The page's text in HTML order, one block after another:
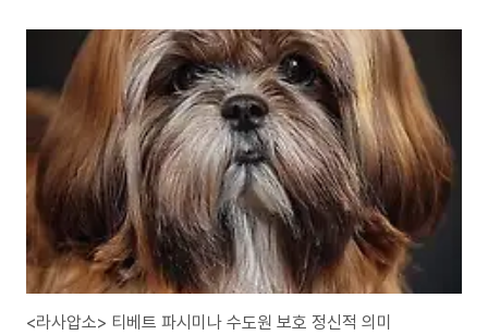
리시 세터는 예방 접종, 벼룩, 진드기 숲 벌채에 대한 최신 정보가 포함된 마이
크로칩 또는 신분증 라벨이 있는지 확인하세요. 약물 치료의 또 다른 중요한 부
분은 올바른 장비를 갖추는 것입니다. 특히 잉글리시 세터는 강력한 사냥감을
가지고 야생동물을 쫓을 수 있기 때문에 튼튼한 목줄과 하네스가 필수적입니
다. 반려견을 위한 충분한 음식과..
<라사압소> 티베트 파시미나 수도원 보호 정신적 의미